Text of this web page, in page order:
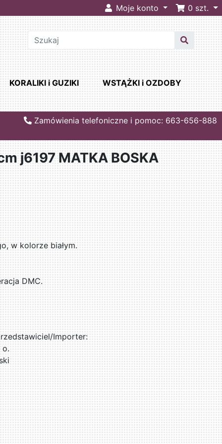
Moje konto 0 szt.
KORALIKI i GUZIKI WSTĄŻKI i OZDOBY
Zamówienia telefoniczne i pomoc: 663-656-888
j6197 MATKA BOSKA
w kolorze białym.
DMC.
Importer:
o.